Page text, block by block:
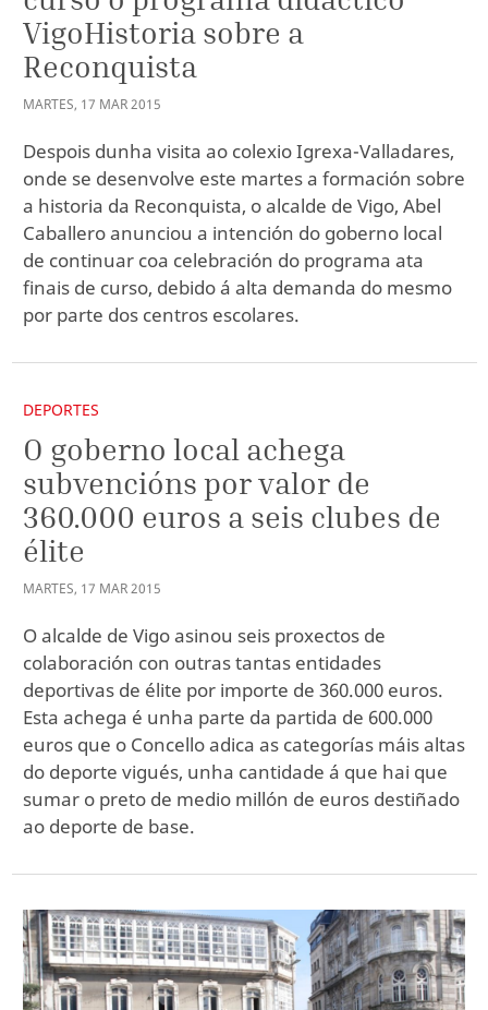
VigoHistoria sobre a
Reconquista
MARTES, 17 MAR2015
Despois dunha visita ao colexio Igrexa-Valladares,
onde se desenvolve este martes a formación sobre
a historia da Reconquista, o alcalde de Vigo, Abel
Caballero anunciou a intención do goberno local
de continuar coa celebración do programa ata
finais de curso, debido á alta demanda do mesmo
por parte dos centros escolares.
DEPORTES
O goberno local achega
subvencións por valor de
360.000 euros a seis clubes de
élite
MARTES, 17 MAR2015
O alcalde de Vigo asinou seis proxectos de
colaboración con outras tantas entidades
deportivas de élite por importe de 360.000 euros.
Esta achega é unha parte da partida de 600.000
euros que o Concello adica as categorías máis altas
do deporte vigués, unha cantidade á que hai que
sumar o preto de medio millón de euros destiñado
ao deporte de base.